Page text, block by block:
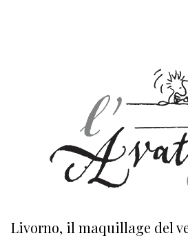
Livorno, il maquillage del